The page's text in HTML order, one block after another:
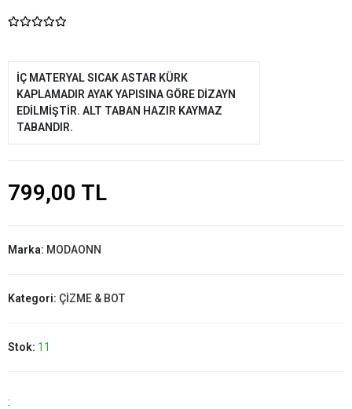
İÇ MATERYAL SICAK ASTAR KÜRK
KAPLAMADIR AYAK YAPISINA GÖRE DİZAYN
EDİLMİŞTİR. ALT TABAN HAZIR KAYMAZ
TABANDIR.
799,00 TL
Marka: MODAONN
Kategori: ÇİZME & BOT
Stok: 11
: